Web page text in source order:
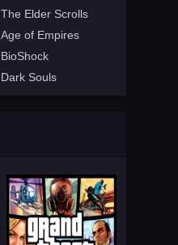
The Elder Scrolls
Age of Empires
BioShock
Dark Souls